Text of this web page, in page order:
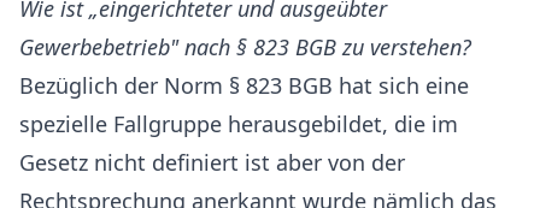
Wie ist „eingerichteter und ausgeübter
Gewerbebetrieb" nach § 823 BGB zu verstehen?
Bezüglich der Norm § 823 BGB hat sich eine
spezielle Fallgruppe herausgebildet, die im
Gesetz nicht definiert ist aber von der
Rechtsprechung anerkannt wurde nämlich das